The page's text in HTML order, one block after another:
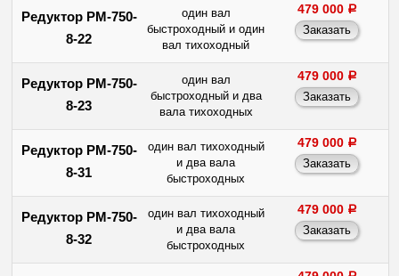
Редуктор РМ-750-
8-22
один вал
быстроходный и один
вал тихоходный
479 000 a
Редуктор РМ-750-
8-23
один вал
быстроходный и два
вала тихоходных
479 000 a
Редуктор РМ-750-
8-31
один вал тихоходный
и два вала
быстроходных
479 000 a
Редуктор РМ-750-
8-32
один вал тихоходный
и два вала
быстроходных
479 000 a